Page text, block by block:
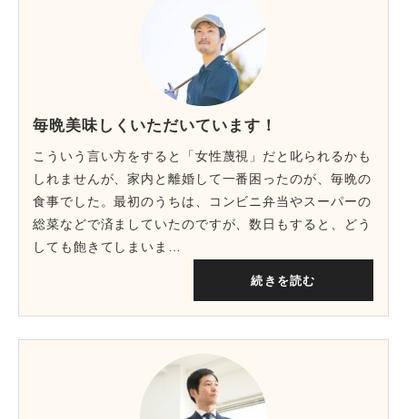
毎晩美味しくいただいています！
こういう言い方をすると「女性蔑視」だと叱られるかも
しれませんが、家内と離婚して一番困ったのが、毎晩の
食事でした。最初のうちは、コンビニ弁当やスーパーの
総菜などで済ましていたのですが、数日もすると、どう
しても飽きてしまいま…
続きを読む